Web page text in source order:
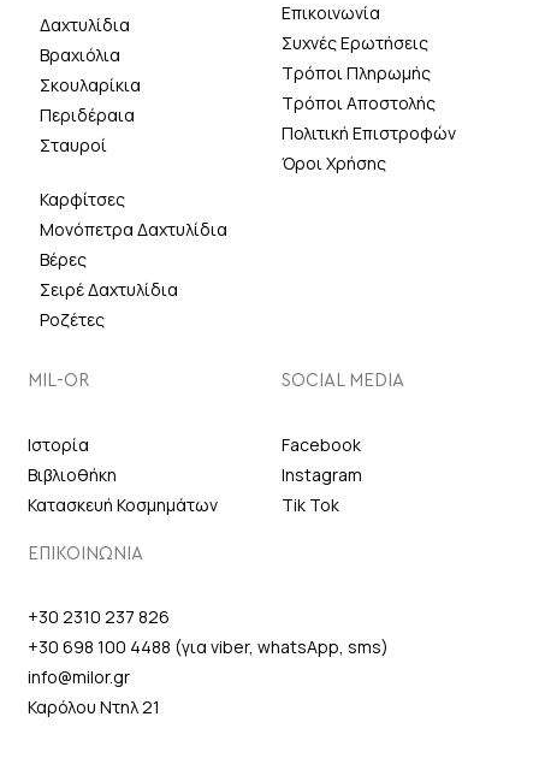
Δαχτυλίδια
Βραχιόλια
Σκουλαρίκια
Περιδέραια
Σταυροί
Καρφίτσες
Μονόπετρα Δαχτυλίδια
Βέρες
Σειρέ Δαχτυλίδια
Ροζέτες
Επικοινωνία
Συχνές Ερωτήσεις
Τρόποι Πληρωμής
Τρόποι Αποστολής
Πολιτική Επιστροφών
Όροι Χρήσης
MIL-OR
Ιστορία
Βιβλιοθήκη
Κατασκευή Κοσμημάτων
SOCIAL MEDIA
Facebook
Instagram
Tik Tok
ΕΠΙΚΟΙΝΩΝΙΑ
+30 2310 237 826
+30 698 100 4488 (για viber, whatsApp, sms)
info@milor.gr
Καρόλου Ντηλ 21